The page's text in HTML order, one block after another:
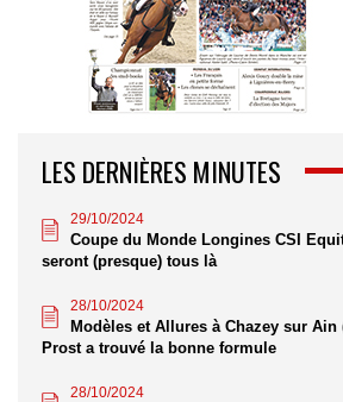
LES DERNIÈRES MINUTES
29/10/2024
Coupe du Monde Longines CSI
seront (presque) tous là
28/10/2024
Modèles et Allures à Chazey sur Ain
Prost a trouvé la bonne formule
28/10/2024